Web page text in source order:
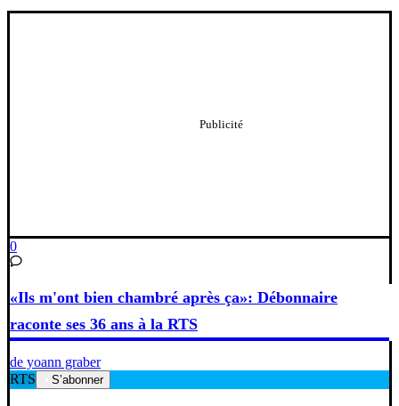
0
«Ils m'ont bien chambré après ça»: Débonnaire
raconte ses 36 ans à la RTS
de yoann graber
RTS
S’abonner